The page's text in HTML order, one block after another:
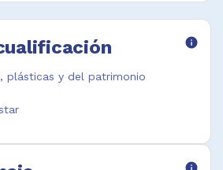
info
plásticas y del patrimonio